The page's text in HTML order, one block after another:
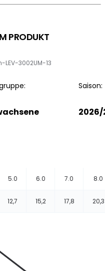
PRODUKT
LEV-3002UM-13
Saison:
2026/
5.0 6.0 7.0 8.0
12,7 15,2 17,8 20,3